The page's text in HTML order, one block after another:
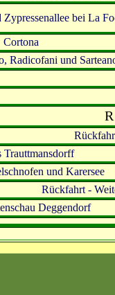
bei La
Cortona
Radicofani und
Trauttmansdorff
und Karersee
Rückfahrt -
Deggendorf